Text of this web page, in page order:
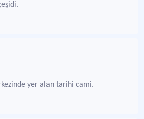
yer alan tarihi cami.